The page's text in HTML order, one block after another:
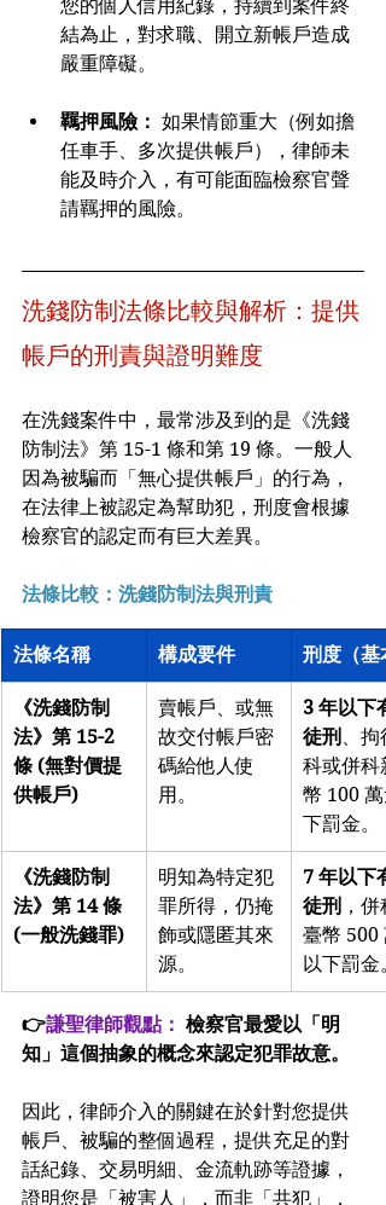
您的個人信用紀錄，持續到案件終
結為止，對求職、開立新帳戶造成
嚴重障礙。
羈押風險： 如果情節重大（例如擔
任車手、多次提供帳戶），律師未
能及時介入，有可能面臨檢察官聲
請羈押的風險。
洗錢防制法條比較與解析：提供
帳戶的刑責與證明難度
在洗錢案件中，最常涉及到的是《洗錢
防制法》第 15-1 條和第 19 條。一般人
因為被騙而「無心提供帳戶」的行為，
在法律上被認定為幫助犯，刑度會根據
檢察官的認定而有巨大差異。
法條比較：洗錢防制法與刑責
法條名稱 構成要件 刑度（基
《洗錢防制
法》第 15-2
條 (無對價提
供帳戶)
賣帳戶、或無
故交付帳戶密
碼給他人使
用。
3 年以下
徒刑 、拘
科或併科
幣 100 萬
下罰金。
《洗錢防制
法》第 14 條
(一般洗錢罪)
明知為特定犯
罪所得，仍掩
飾或隱匿其來
源。
7 年以下
徒刑 ，併
臺幣 500
以下罰金
👉謙聖律師觀點： 檢察官最愛以「明
知」這個抽象的概念來認定犯罪故意。
因此，律師介入的關鍵在於針對您提供
帳戶、被騙的整個過程，提供充足的對
話紀錄、交易明細、金流軌跡等證據，
證明您是「被害人」，而非「共犯」，